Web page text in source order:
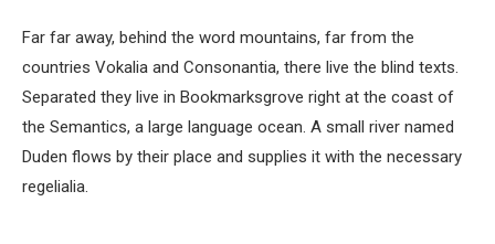
Far far away, behind the word mountains, far from the
countries Vokalia and Consonantia, there live the blind texts.
Separated they live in Bookmarksgrove right at the coast of
the Semantics, a large language ocean. A small river named
Duden flows by their place and supplies it with the necessary
regelialia.